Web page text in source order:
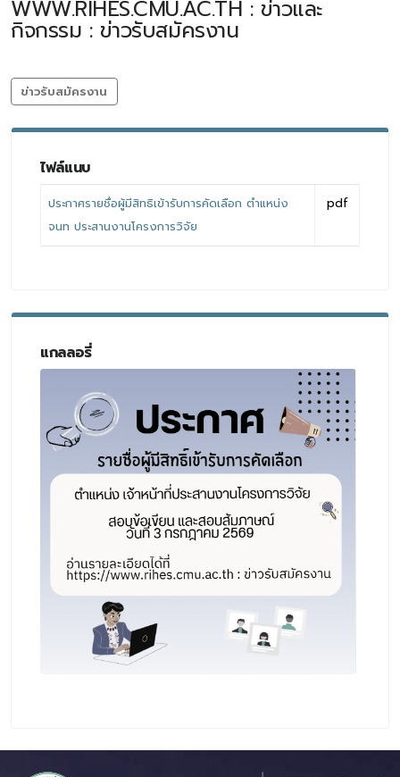
WWW.RIHES.CMU.AC.TH : ข่าวและ
กิจกรรม : ข่าวรับสมัครงาน
ข่าวรับสมัครงาน
ไฟล์แนบ
ประกาศรายชื่อผู้มีสิทธิเข้ารับการคัดเลือก ตำแหน่ง
จนท ประสานงานโครงการวิจัย
pdf
แกลลอรี่